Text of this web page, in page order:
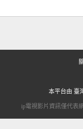
本平台由 臺
ip電視影片資訊僅代表